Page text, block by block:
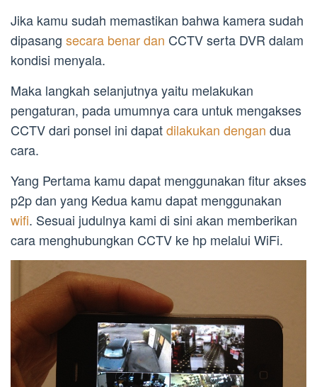
Jika kamu sudah memastikan bahwa kamera sudah
dipasang secara benar dan CCTV serta DVR dalam
kondisi menyala.
Maka langkah selanjutnya yaitu melakukan
pengaturan, pada umumnya cara untuk mengakses
CCTV dari ponsel ini dapatdilakukan dengan dua
cara.
Yang Pertama kamu dapat menggunakan fitur akses
p2p dan yang Kedua kamu dapat menggunakan
wifi. Sesuai judulnya kami di sini akan memberikan
cara menghubungkan CCTV ke hp melalui WiFi.